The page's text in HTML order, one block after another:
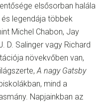
elsősorban halála
legendája többek
Michel Chabon, Jay
D. Salinger vagy Richard
növekvőben van,
A nagy Gatsby
mind a
Napjainkban az